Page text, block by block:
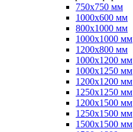
750х750 мм
1000х600 мм
800х1000 мм
1000х1000 мм
1200х800 мм
1000х1200 мм
1000х1250 мм
1200х1200 мм
1250х1250 мм
1200х1500 мм
1250х1500 мм
1500х1500 мм